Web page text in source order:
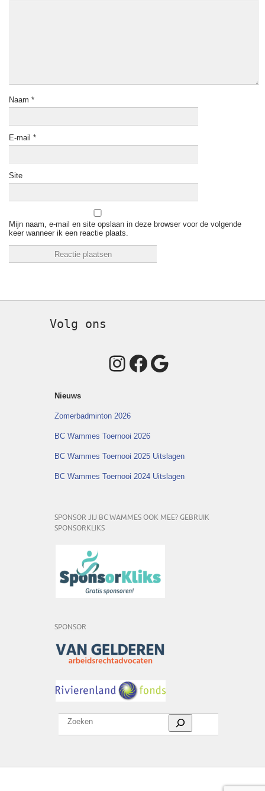
Naam *
E-mail *
Site
Mijn naam, e-mail en site opslaan in deze browser voor de volgende
keer wanneer ik een reactie plaats.
Volg ons
Instagram
Facebook
Google
Nieuws
Zomerbadminton 2026
BC Wammes Toernooi 2026
BC Wammes Toernooi 2025 Uitslagen
BC Wammes Toernooi 2024 Uitslagen
SPONSOR JIJ BC WAMMES OOK MEE? GEBRUIK
SPONSORKLIKS
SPONSOR
Zoeken